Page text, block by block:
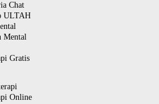
Chat
ULTAH
Mental
Gratis
Online